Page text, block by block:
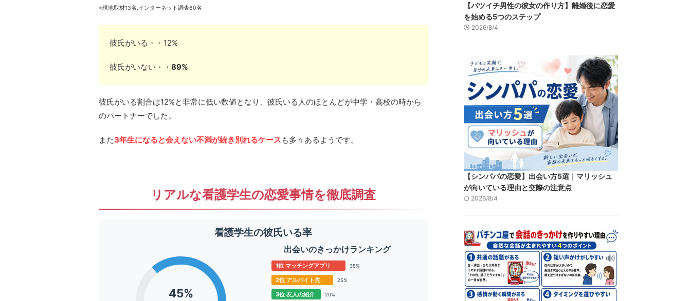
※現地取材13名.インターネット調査60名
彼氏がいる・・12%
彼氏がいない・・ 89%
彼氏がいる割合は12%と非常に低い数値となり、彼氏いる人のほとんどが中学・高校の時から
のパートナーでした。
また3年生になると会えない不満が続き別れるケース も多々あるようです。
リアルな看護学生の恋愛事情を徹底調査
看護学生の彼氏いる率
45%
出会いのきっかけランキング
1位 マッチングアプリ 35%
2位 アルバイト先 25%
3位 友人の紹介 20%
【バツイチ男性の彼女の作り方】離婚後に恋愛
を始める5つのステップ
2026/8/4
【シンパパの恋愛】出会い方5選｜マリッシュ
が向いている理由と交際の注意点
2026/8/4